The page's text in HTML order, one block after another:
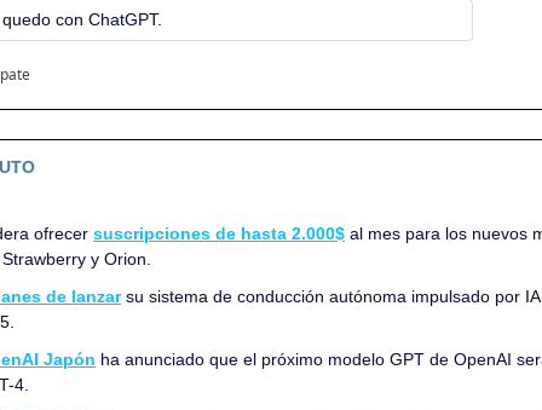
con ChatGPT.
ofrecer suscripciones de hasta 2.000$ al mes para los nuevos
y Orion.
de lanzar su sistema de conducción autónoma impulsado por
Japón ha anunciado que el próximo modelo GPT de OpenAI
4.